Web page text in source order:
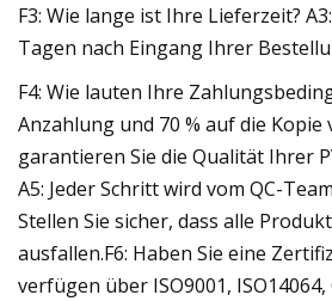
F3: Wie lange ist Ihre Lieferzeit?
Tagen nach Eingang Ihrer
F4: Wie lauten Ihre
Anzahlung und 70 % auf die Kopie
garantieren Sie die Qualität Ihrer
A5: Jeder Schritt wird vom QC-
Stellen Sie sicher, dass alle
ausfallen.F6: Haben Sie eine
verfügen über ISO9001, ISO14064,